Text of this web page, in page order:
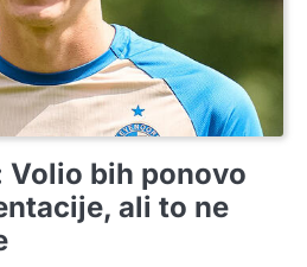
bih ponovo
ali to ne